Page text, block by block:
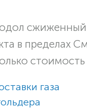
сжиженный
в пределах
стоимость
газа